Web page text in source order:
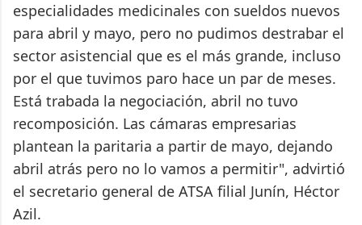
especialidades medicinales con sueldos nuevos
para abril y mayo, pero no pudimos destrabar el
sector asistencial que es el más grande, incluso
por el que tuvimos paro hace un par de meses.
Está trabada la negociación, abril no tuvo
recomposición. Las cámaras empresarias
plantean la paritaria a partir de mayo, dejando
abril atrás pero no lo vamos a permitir", advirtió
el secretario general de ATSA filial Junín, Héctor
Azil.